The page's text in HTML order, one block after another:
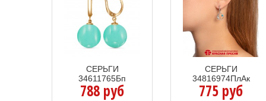
СЕРЬГИ
34611765Бп
788 руб
СЕРЬГИ
34816974ПлАк
775 руб